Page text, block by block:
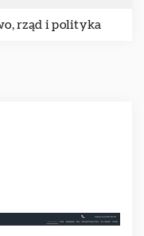
rząd i polityka